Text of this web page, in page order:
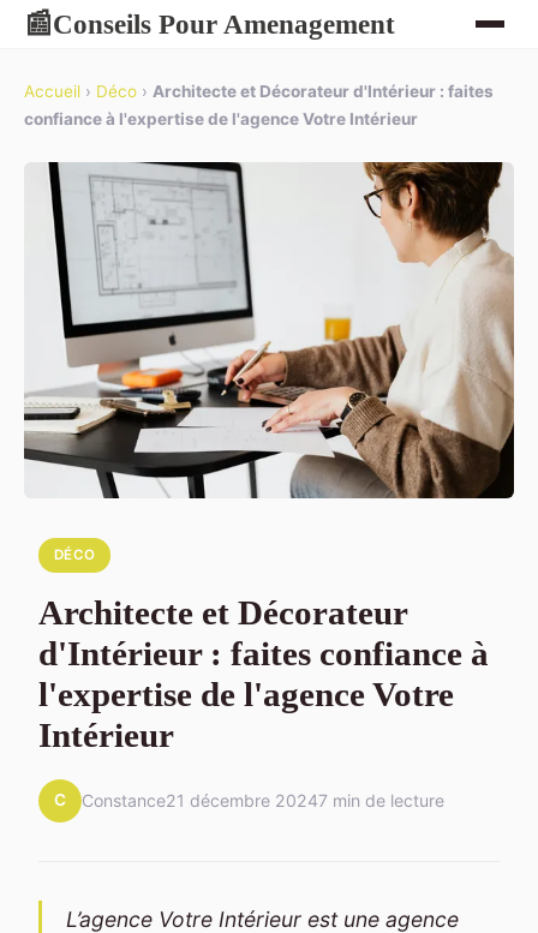
📰Conseils Pour Amenagement
Accueil › Déco › Architecte et Décorateur d'Intérieur : faites
confiance à l'expertise de l'agence Votre Intérieur
DÉCO
Architecte et Décorateur
d'Intérieur : faites confiance à
l'expertise de l'agence Votre
Intérieur
C Constance21 décembre 20247 min de lecture
L’agence Votre Intérieur est une agence